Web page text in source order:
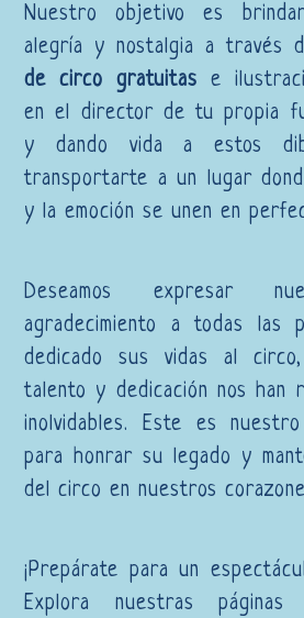
Nuestro objetivo es
alegría y nostalgia a través
de circo gratuitas e
en el director de tu propia
y dando vida a estos
transportarte a un lugar
y la emoción se unen en
Deseamos expresar
agradecimiento a todas las
dedicado sus vidas al
talento y dedicación nos han
inolvidables. Este es
para honrar su legado y
del circo en nuestros
¡Prepárate para un
Explora nuestras